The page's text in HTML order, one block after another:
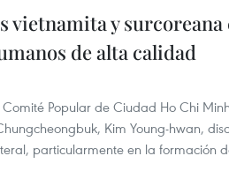
vietnamita y
de alta calidad
Comité Popular de Ciudad Ho Chi
Kim Young-hwan,
particularmente en la formación